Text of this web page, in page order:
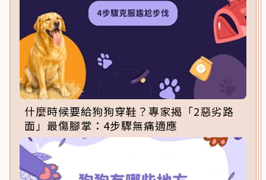
什麼時候要給狗狗穿鞋？專家揭「2惡劣路
面」最傷腳掌：4步驟無痛適應